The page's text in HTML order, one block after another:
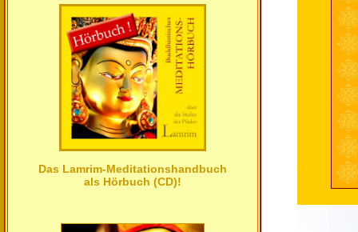
Das Lamrim-Meditationshandbuch
als Hörbuch (CD)!